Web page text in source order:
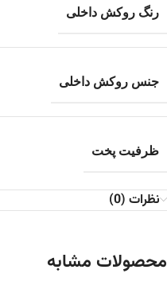
رنگ روکش داخلی
جنس روکش داخلی
ظرفیت پخت
نظرات (0)
محصولات مشابه